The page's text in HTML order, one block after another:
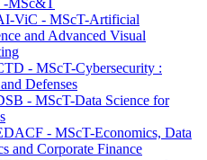
-MSc&T
ViC - MScT-Artificial
and Advanced Visual
- MScT-Cybersecurity :
Defenses
- MScT-Data Science for
- MScT-Economics, Data
and Corporate Finance